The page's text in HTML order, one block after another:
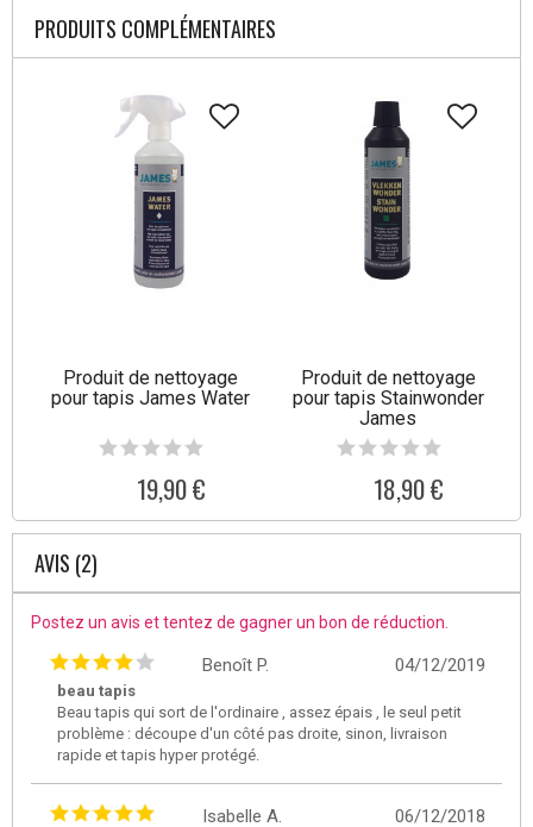
PRODUITS COMPLÉMENTAIRES
Produit de nettoyage
pour tapis James Water
19,90 €
Produit de nettoyage
pour tapis Stainwonder
James
18,90 €
AVIS (2)
Postez un avis et tentez de gagner un bon de réduction.
04/12/2019
Benoît P.
beau tapis
Beau tapis qui sort de l'ordinaire , assez épais , le seul petit
problème : découpe d'un côté pas droite, sinon, livraison
rapide et tapis hyper protégé.
06/12/2018
Isabelle A.